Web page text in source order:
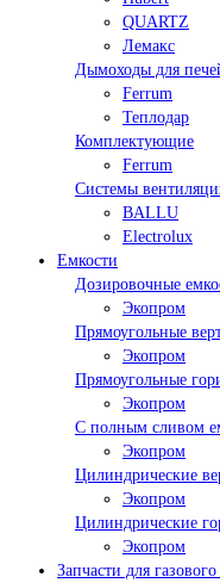
QUARTZ
Лемакс
Дымоходы для
Ferrum
Теплодар
Комплектующие
Ferrum
Системы
BALLU
Electrolux
Емкости
Дозировочные
Экопром
Прямоугольные
Экопром
Прямоугольные
Экопром
С полным сливом
Экопром
Цилиндрические
Экопром
Цилиндрические
Экопром
Запчасти для